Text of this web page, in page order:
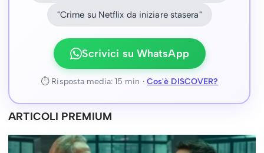
"Crime su Netflix da iniziare stasera"
Scrivici su WhatsApp
⏱ Risposta media: 15 min · Cos'è DISCOVER?
ARTICOLI PREMIUM